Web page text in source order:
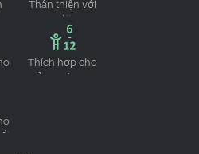
Thân thiện với
xe lăn
Thích hợp cho
trẻ em từ 6-12